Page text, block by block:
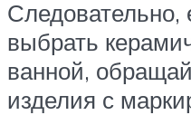
Следовательно,
выбрать
ванной,
изделия с